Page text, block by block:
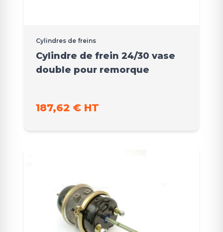
Cylindres de freins
Cylindre de frein 24/30 vase
double pour remorque
187,62 € HT